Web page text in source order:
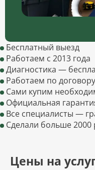
Бесплатный выезд
Работаем с 2013 года
Диагностика —
Работаем по договору
Сами купим
Официальная
Все специалисты —
Сделали больше 2000
Цены на